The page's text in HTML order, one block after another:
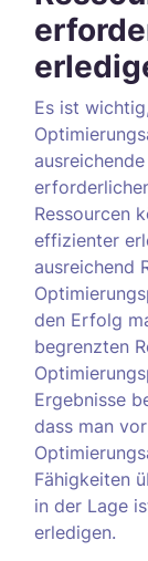
Es ist
Ressourcen
effizienter
ausreichend
den Erfolg
begrenzten
Ergebnisse
dass man
Fähigkeiten
in der Lage
erledigen.